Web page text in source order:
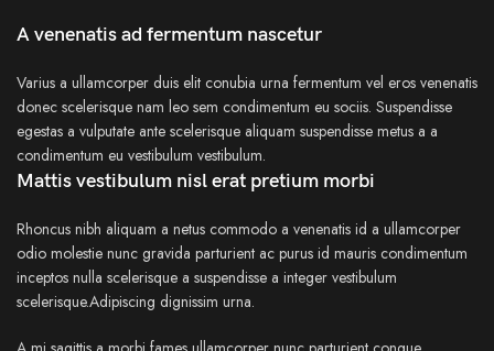
A venenatis ad fermentum nascetur
Varius a ullamcorper duis elit conubia urna fermentum vel eros venenatis
donec scelerisque nam leo sem condimentum eu sociis. Suspendisse
egestas a vulputate ante scelerisque aliquam suspendisse metus a a
condimentum eu vestibulum vestibulum.
Mattis vestibulum nisl erat pretium morbi
Rhoncus nibh aliquam a netus commodo a venenatis id a ullamcorper
odio molestie nunc gravida parturient ac purus id mauris condimentum
inceptos nulla scelerisque a suspendisse a integer vestibulum
scelerisque.Adipiscing dignissim urna.